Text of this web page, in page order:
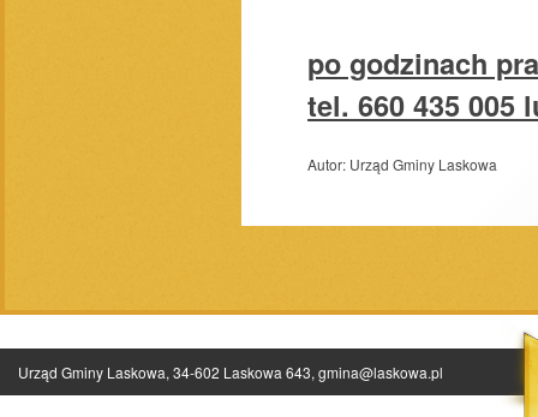
po godzinach
tel. 660 435 005
Autor: Urząd Gminy Laskowa
Urząd Gminy Laskowa, 34-602 Laskowa 643, gmina@laskowa.pl